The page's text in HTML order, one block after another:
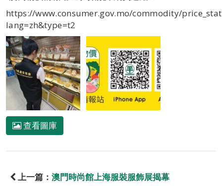
https://www.consumer.gov.mo/commodity/
lang=zh&type=t2
查看圖庫
上一篇： 澳門時尚館上海服裝服飾展揭幕